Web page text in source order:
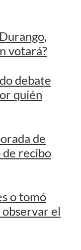
votará?
debate
quién
de
de recibo
o tomó
el